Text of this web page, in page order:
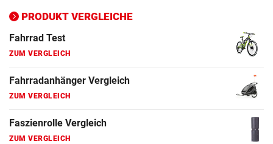
PRODUKT VERGLEICHE
ZUM VERGLEICH
Fahrrad Test
ZUM VERGLEICH
Fahrradanhänger Vergleich
ZUM VERGLEICH
Faszienrolle Vergleich
ZUM VERGLEICH